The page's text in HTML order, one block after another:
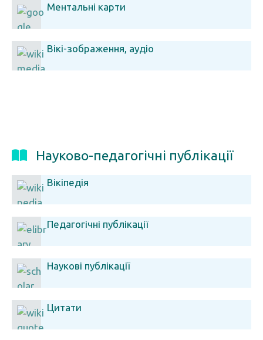
Ментальні карти
Вікі-зображення, аудіо
Науково-педагогічні публікації
Вікіпедія
Педагогічні публікації
Наукові публікації
Цитати